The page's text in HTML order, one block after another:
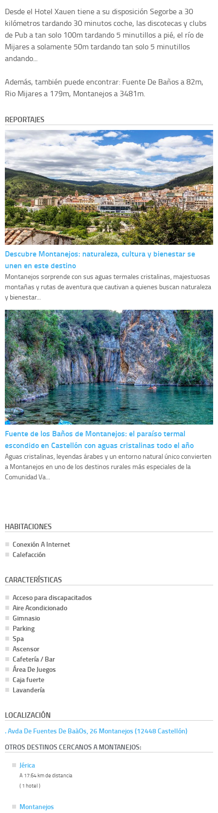
Desde el Hotel Xauen tiene a su disposición Segorbe a 30
kilómetros tardando 30 minutos coche, las discotecas y clubs
de Pub a tan solo 100m tardando 5 minutillos a pié, el río de
Mijares a solamente 50m tardando tan solo 5 minutillos
andando...
Además, también puede encontrar: Fuente De Baños a 82m,
Rio Mijares a 179m, Montanejos a 3481m.
REPORTAJES
Descubre Montanejos: naturaleza, cultura y bienestar se
unen en este destino
Montanejos sorprende con sus aguas termales cristalinas, majestuosas
montañas y rutas de aventura que cautivan a quienes buscan naturaleza
y bienestar...
Fuente de los Baños de Montanejos: el paraíso termal
escondido en Castellón con aguas cristalinas todo el año
Aguas cristalinas, leyendas árabes y un entorno natural único convierten
a Montanejos en uno de los destinos rurales más especiales de la
Comunidad Va...
HABITACIONES
Conexión A Internet
Calefacción
CARACTERÍSTICAS
Acceso para discapacitados
Aire Acondicionado
Gimnasio
Parking
Spa
Ascensor
Cafetería / Bar
Área De Juegos
Caja fuerte
Lavandería
LOCALIZACIÓN
. Avda De Fuentes De BaãOs, 26 Montanejos (12448 Castellón)
OTROS DESTINOS CERCANOS A MONTANEJOS:
Jérica
A 17.64 km de distancia
( 1 hotel )
Montanejos